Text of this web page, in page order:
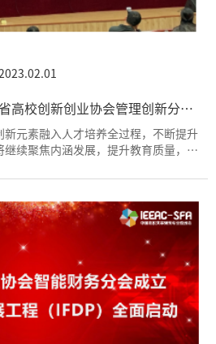
浪潮铸远受邀参加河南省高校创新创业协会管理创新分会暨数字经济时代下的管理创新人才培养方案改革研讨会
新元素融入人才培养全过程，不断提升
续聚焦内涵发展，提升教育质量，深